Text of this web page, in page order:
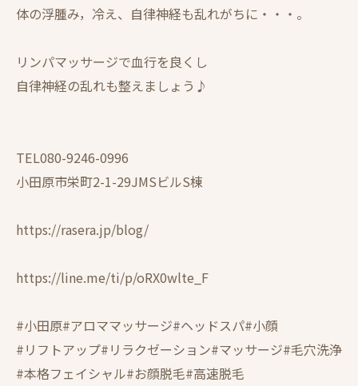
体の浮腫み，冷え、自律神経も乱れがちに・・・。
リンパマッサージで血行を良くし
自律神経の乱れも整えましょう♪
TEL080-9246-0996
小田原市栄町2-1-29JMSビルS棟
https://rasera.jp/blog/
https://line.me/ti/p/oRX0wlte_F
#小田原#アロママッサージ#ヘッドスパ#小顔
#リフトアップ#リラクゼーション#マッサージ#毛穴洗浄
#本格フェイシャル#お顔脱毛#高速脱毛